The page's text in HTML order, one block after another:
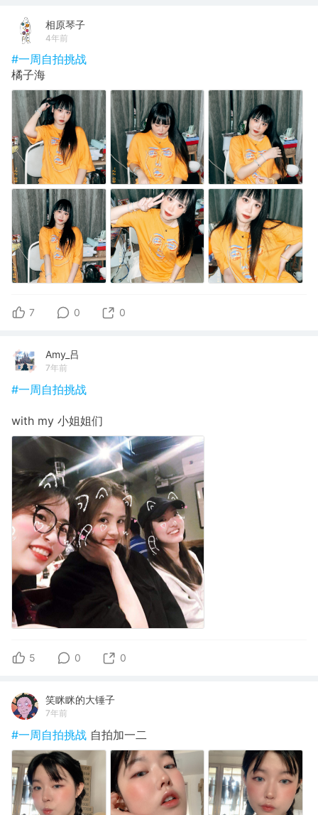
相原琴子
4年前
#一周自拍挑战
橘子海
7 0 0
Amy_吕
7年前
#一周自拍挑战
with my 小姐姐们
5 0 0
笑眯眯的大锤子
7年前
#一周自拍挑战 自拍加一二